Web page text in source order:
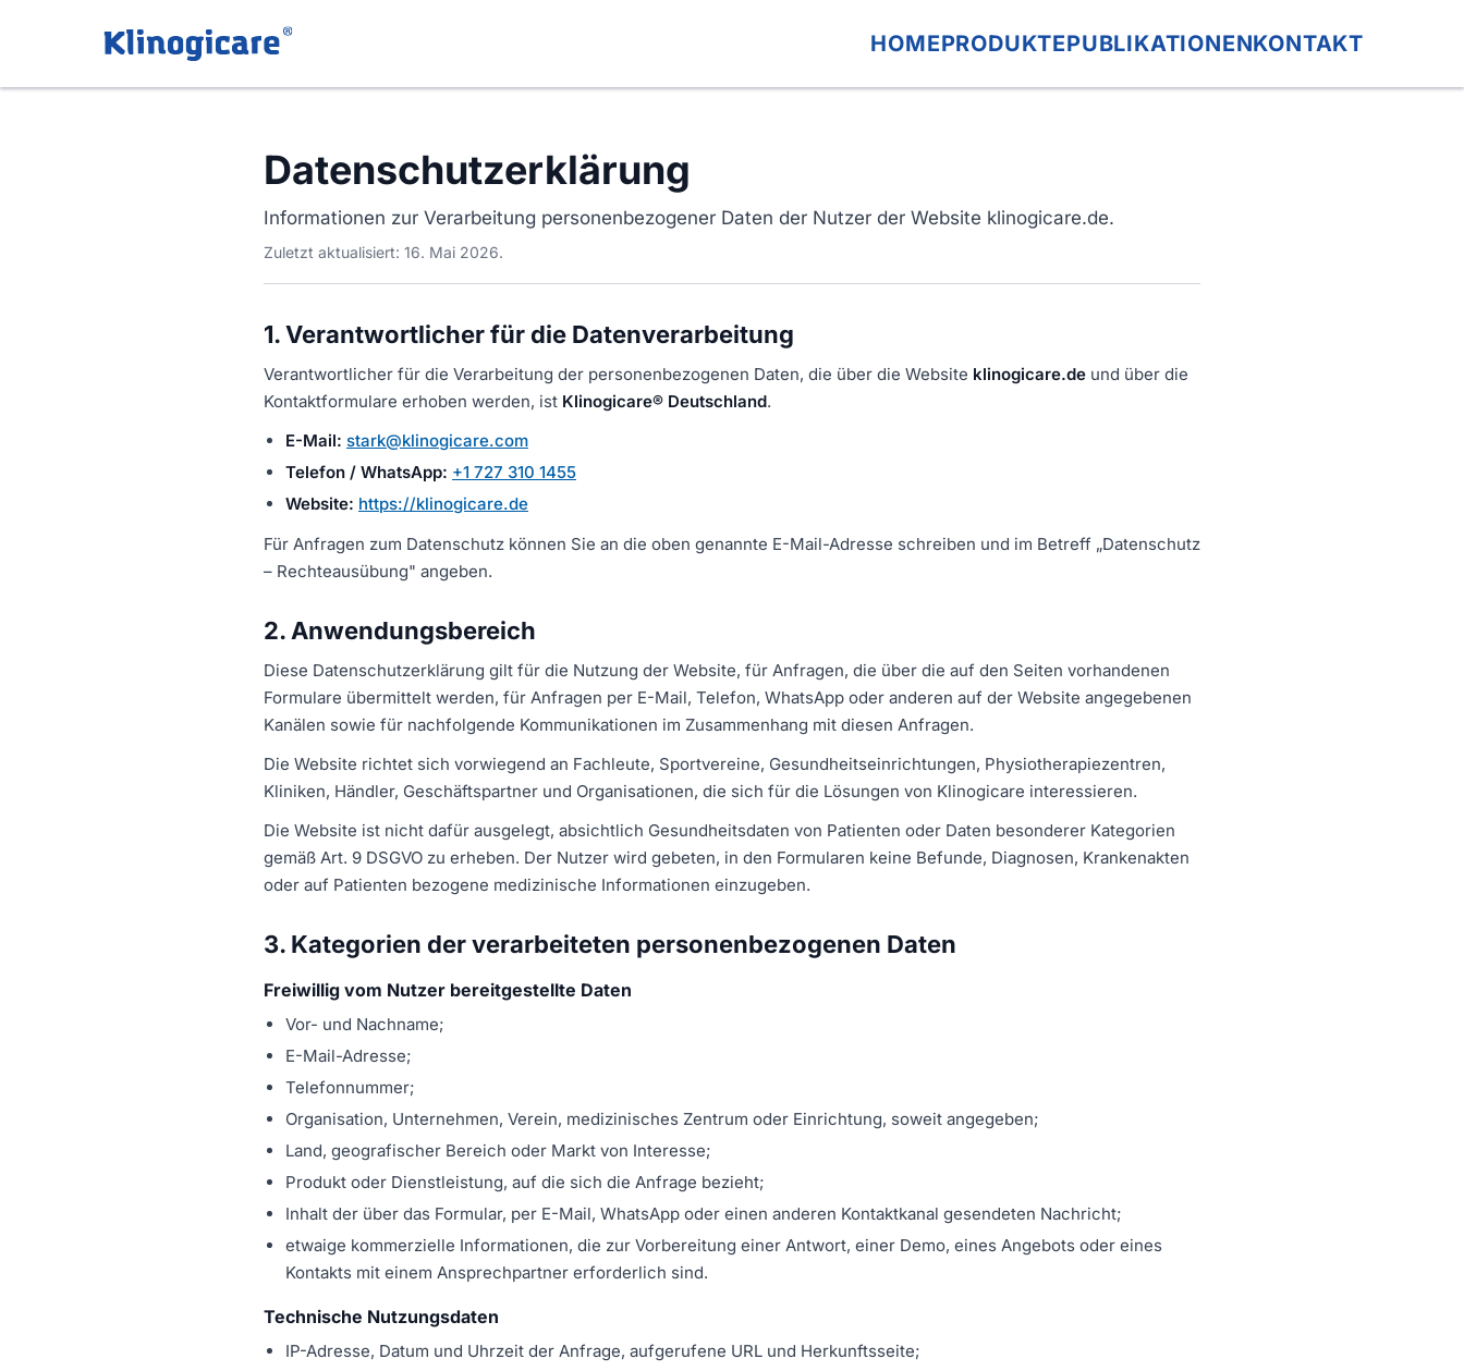
HOMEPRODUKTEPUBLIKATIONENKONTAKT
Datenschutzerklärung
Informationen zur Verarbeitung personenbezogener Daten der Nutzer der Website klinogicare.de.
Zuletzt aktualisiert: 16. Mai 2026.
1. Verantwortlicher für die Datenverarbeitung
Verantwortlicher für die Verarbeitung der personenbezogenen Daten, die über die Website klinogicare.de und über die
Kontaktformulare erhoben werden, ist Klinogicare® Deutschland.
E-Mail: stark@klinogicare.com
Telefon / WhatsApp: +1 727 310 1455
Website: https://klinogicare.de
Für Anfragen zum Datenschutz können Sie an die oben genannte E-Mail-Adresse schreiben und im Betreff „Datenschutz
– Rechteausübung" angeben.
2. Anwendungsbereich
Diese Datenschutzerklärung gilt für die Nutzung der Website, für Anfragen, die über die auf den Seiten vorhandenen
Formulare übermittelt werden, für Anfragen per E-Mail, Telefon, WhatsApp oder anderen auf der Website angegebenen
Kanälen sowie für nachfolgende Kommunikationen im Zusammenhang mit diesen Anfragen.
Die Website richtet sich vorwiegend an Fachleute, Sportvereine, Gesundheitseinrichtungen, Physiotherapiezentren,
Kliniken, Händler, Geschäftspartner und Organisationen, die sich für die Lösungen von Klinogicare interessieren.
Die Website ist nicht dafür ausgelegt, absichtlich Gesundheitsdaten von Patienten oder Daten besonderer Kategorien
gemäß Art. 9 DSGVO zu erheben. Der Nutzer wird gebeten, in den Formularen keine Befunde, Diagnosen, Krankenakten
oder auf Patienten bezogene medizinische Informationen einzugeben.
3. Kategorien der verarbeiteten personenbezogenen Daten
Freiwillig vom Nutzer bereitgestellte Daten
Vor- und Nachname;
E-Mail-Adresse;
Telefonnummer;
Organisation, Unternehmen, Verein, medizinisches Zentrum oder Einrichtung, soweit angegeben;
Land, geografischer Bereich oder Markt von Interesse;
Produkt oder Dienstleistung, auf die sich die Anfrage bezieht;
Inhalt der über das Formular, per E-Mail, WhatsApp oder einen anderen Kontaktkanal gesendeten Nachricht;
etwaige kommerzielle Informationen, die zur Vorbereitung einer Antwort, einer Demo, eines Angebots oder eines
Kontakts mit einem Ansprechpartner erforderlich sind.
Technische Nutzungsdaten
IP-Adresse, Datum und Uhrzeit der Anfrage, aufgerufene URL und Herkunftsseite;